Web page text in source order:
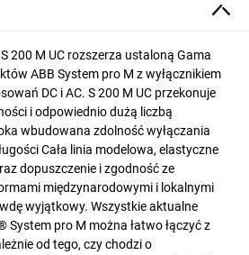
200 M UC rozszerza ustaloną Gama
ABB System pro M z wyłącznikiem
DC i AC. S 200 M UC przekonuje
i odpowiednio dużą liczbą
wbudowana zdolność wyłączania
Cała linia modelowa, elastyczne
dopuszczenie i zgodność ze
międzynarodowymi i lokalnymi
wyjątkowy. Wszystkie aktualne
pro M można łatwo łączyć z
od tego, czy chodzi o